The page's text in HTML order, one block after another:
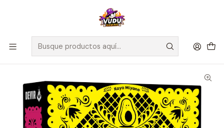
🚀 ¡Despachamos a todo Chile! Envío GRATIS a Regiones sobre
$100.000 y a RM sobre $35.000
Inicio Juegos de Mesa Editorial Devir Trio - Español